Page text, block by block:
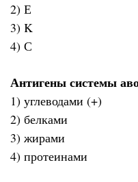
2) Е
3) K
4) С
Антигены системы
1) углеводами (+)
2) белками
3) жирами
4) протеинами